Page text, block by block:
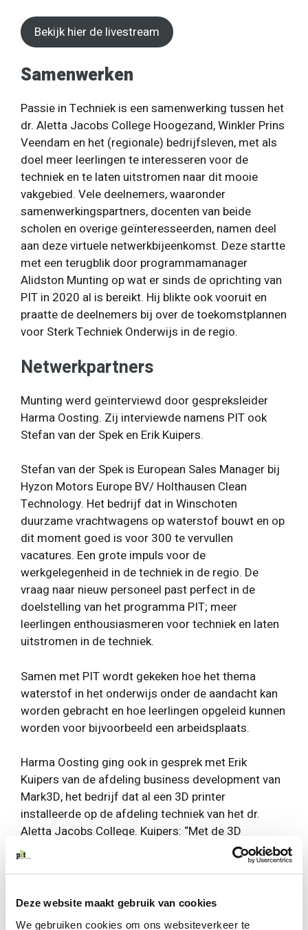
Deze website maakt gebruik van cookies
We gebruiken cookies om ons websiteverkeer te
Bekijk hier de livestream
Samenwerken
Passie in Techniek is een samenwerking tussen het
dr. Aletta Jacobs College Hoogezand, Winkler Prins
Veendam en het (regionale) bedrijfsleven, met als
doel meer leerlingen te interesseren voor de
techniek en te laten uitstromen naar dit mooie
vakgebied. Vele deelnemers, waaronder
samenwerkingspartners, docenten van beide
scholen en overige geïnteresseerden, namen deel
aan deze virtuele netwerkbijeenkomst. Deze startte
met een terugblik door programmamanager
Alidston Munting op wat er sinds de oprichting van
PIT in 2020 al is bereikt. Hij blikte ook vooruit en
praatte de deelnemers bij over de toekomstplannen
voor Sterk Techniek Onderwijs in de regio.
Netwerkpartners
Munting werd geïnterviewd door gespreksleider
Harma Oosting. Zij interviewde namens PIT ook
Stefan van der Spek en Erik Kuipers.
Stefan van der Spek is European Sales Manager bij
Hyzon Motors Europe BV/ Holthausen Clean
Technology. Het bedrijf dat in Winschoten
duurzame vrachtwagens op waterstof bouwt en op
dit moment goed is voor 300 te vervullen
vacatures. Een grote impuls voor de
werkgelegenheid in de techniek in de regio. De
vraag naar nieuw personeel past perfect in de
doelstelling van het programma PIT; meer
leerlingen enthousiasmeren voor techniek en laten
uitstromen in de techniek.
Samen met PIT wordt gekeken hoe het thema
waterstof in het onderwijs onder de aandacht kan
worden gebracht en hoe leerlingen opgeleid kunnen
worden voor bijvoorbeeld een arbeidsplaats.
Harma Oosting ging ook in gesprek met Erik
Kuipers van de afdeling business development van
Mark3D, het bedrijf dat al een 3D printer
installeerde op de afdeling techniek van het dr.
Aletta Jacobs College. Kuipers: “Met de 3D
printoplossingen van Mark3D kunnen leerlingen
prototypes maken en hun ontwerpen testen en
van 3D printen kunnen de leerlingen hun
carrièrekansen aanzienlijk verbeteren. Samen met